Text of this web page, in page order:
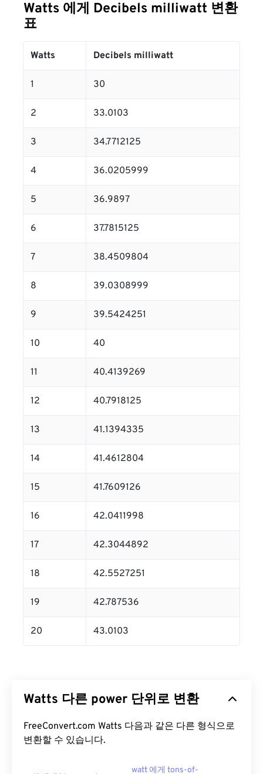
Watts 에게 Decibels milliwatt 변환
표
Watts Decibels milliwatt
1 30
2 33.0103
3 34.7712125
4 36.0205999
5 36.9897
6 37.7815125
7 38.4509804
8 39.0308999
9 39.5424251
10 40
11 40.4139269
12 40.7918125
13 41.1394335
14 41.4612804
15 41.7609126
16 42.0411998
17 42.3044892
18 42.5527251
19 42.787536
20 43.0103
Watts 다른 power 단위로 변환
FreeConvert.com Watts 다음과 같은 다른 형식으로
변환할 수 있습니다.
watt 에게 tons-of-